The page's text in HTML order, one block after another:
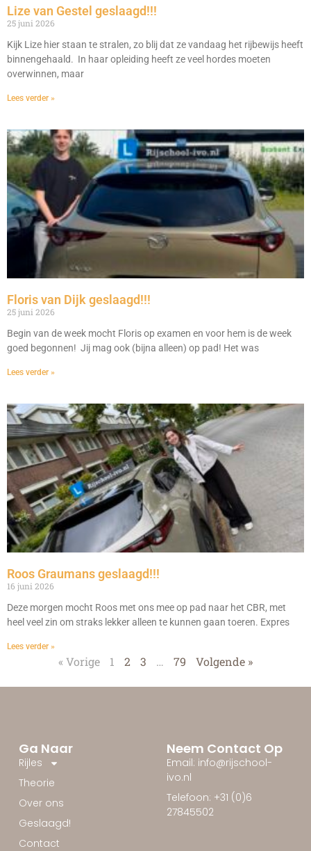
Lize van Gestel geslaagd!!!
25 juni 2026
Kijk Lize hier staan te stralen, zo blij dat ze vandaag het rijbewijs heeft
binnengehaald. In haar opleiding heeft ze veel hordes moeten
overwinnen, maar
Lees verder »
Floris van Dijk geslaagd!!!
25 juni 2026
Begin van de week mocht Floris op examen en voor hem is de week
goed begonnen! Jij mag ook (bijna alleen) op pad! Het was
Lees verder »
Roos Graumans geslaagd!!!
16 juni 2026
Deze morgen mocht Roos met ons mee op pad naar het CBR, met
heel veel zin om straks lekker alleen te kunnen gaan toeren. Expres
Lees verder »
« Vorige 1 2 3 … 79 Volgende »
Ga Naar
Rijles
Theorie
Over ons
Geslaagd!
Contact
Neem Contact Op
Email: info@rijschool-
ivo.nl
Telefoon: +31 (0)6
27845502